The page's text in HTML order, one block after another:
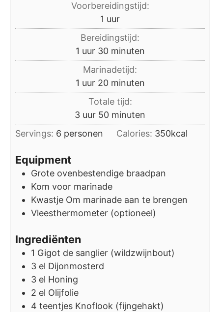
Voorbereidingstijd:
1 uur
uur
Bereidingstijd:
1 uur
uur 30minuten
minuten
Marinadetijd:
1 uur
uur 20minuten
minuten
Totale tijd:
3uur
uur 50minuten
minuten
Servings: 6 personen Calories: 350kcal
Equipment
Grote ovenbestendige braadpan
Kom voor marinade
Kwastje Om marinade aan te brengen
Vleesthermometer (optioneel)
Ingrediënten
1 Gigot de sanglier (wildzwijnbout)
3 el Dijonmosterd
3 el Honing
2 el Olijfolie
4 teentjes Knoflook (fijngehakt)